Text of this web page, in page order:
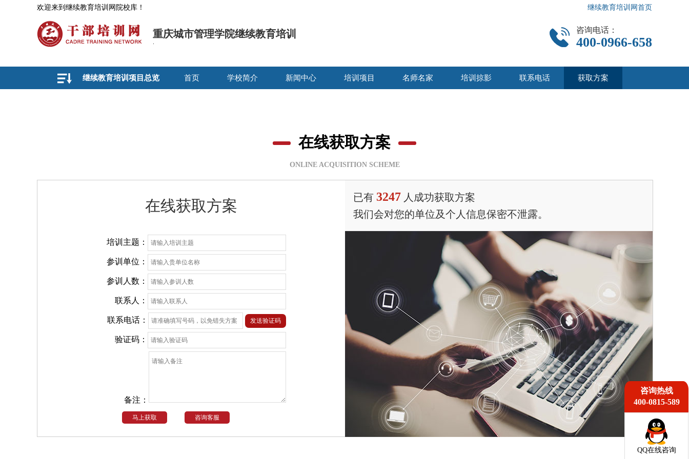
欢迎来到继续教育培训网院校库！ 继续教育培训网首页
重庆城市管理学院继续教育培训 咨询电话：
400-0966-658
首页 学校简介 新闻中心 培训项目 名师名家 培训掠影 联系电话 获取方案
继续教育培训项目总览
在线获取方案
ONLINE ACQUISITION SCHEME
在线获取方案
培训主题：
参训单位：
参训人数：
联系人：
联系电话： 发送验证码
验证码：
备注：
马上获取 咨询客服
已有 3247 人成功获取方案
我们会对您的单位及个人信息保密不泄露。
咨询热线
400-0815-589
QQ在线咨询